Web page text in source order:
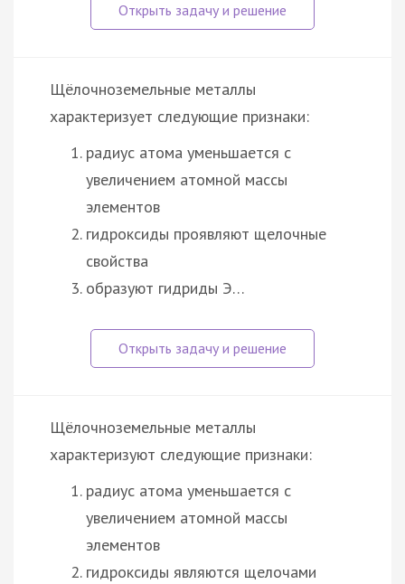
Щёлочноземельные металлы
характеризует следующие признаки:
радиус атома уменьшается с
увеличением атомной массы
элементов
гидроксиды проявляют щелочные
свойства
образуют гидриды Э…
Щёлочноземельные металлы
характеризуют следующие признаки:
радиус атома уменьшается с
увеличением атомной массы
элементов
гидроксиды являются щелочами